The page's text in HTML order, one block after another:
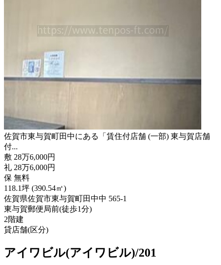
佐賀市東与賀町田中にある「賃住付店舗 (一部) 東与賀店舗
付...
敷 28万6,000円
礼 28万6,000円
保 無料
118.1坪 (390.54㎡)
佐賀県佐賀市東与賀町田中中 565-1
東与賀郵便局前(徒歩1分)
2階建
貸店舗(区分)
アイワビル(アイワビル)/201